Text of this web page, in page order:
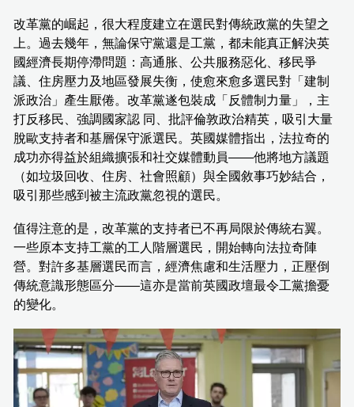
改革黨的崛起，很大程度建立在選民對傳統政黨的失望之
上。過去幾年，無論保守黨還是工黨，都未能真正解決英
國經濟長期停滯問題：高通胀、公共服務惡化、移民爭
議、住房壓力及地區發展失衡，使愈來愈多選民對「建制
派政治」產生厭倦。改革黨遂包裝成「反體制力量」，主
打反移民、強調國家認 同、批評倫敦政治精英，吸引大量
脫歐支持者和基層保守派選民。英國媒體指出，法拉奇的
成功亦得益於組織擴張和社交媒體動員——他將地方議題
（如垃圾回收、住房、社會照顧）與全國敘事巧妙結合，
吸引那些感到被主流政黨忽視的選民。
值得注意的是，改革黨的支持者已不再局限於傳統右翼。
一些原本支持工黨的工人階層選民，開始轉向法拉奇陣
營。對許多基層選民而言，經濟焦慮和生活壓力，正壓倒
傳統意識形態區分——這亦是當前英國政壇最令工黨擔憂
的變化。